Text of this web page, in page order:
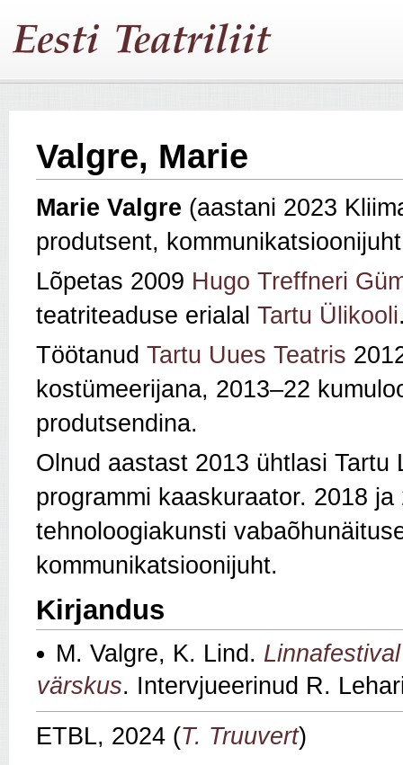
Valgre, Marie
Marie Valgre (aastani 2023
produtsent,
Lõpetas 2009 Hugo Treffneri
teatriteaduse erialal Tartu Ülikooli
Töötanud Tartu Uues Teatris
kostümeerijana, 2013–22
produtsendina.
Olnud aastast 2013 ühtlasi
programmi kaaskuraator. 2018
tehnoloogiakunsti
kommunikatsioonijuht.
Kirjandus
M. Valgre, K. Lind.
värskus. Intervjueerinud R.
ETBL, 2024 (T. Truuvert)